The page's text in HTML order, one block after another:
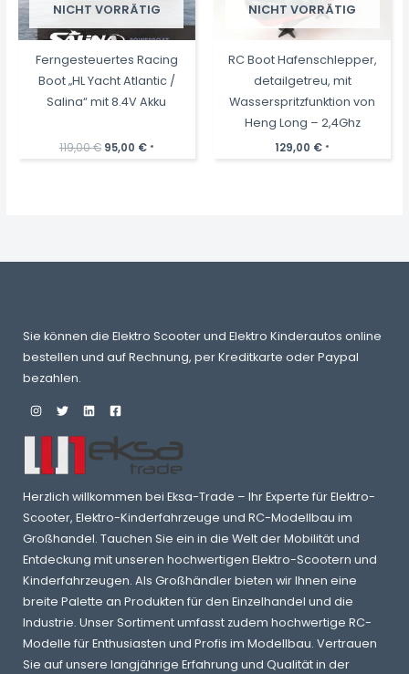
NICHT VORRÄTIG
Ferngesteuertes Racing
Boot „HL Yacht Atlantic /
Salina“ mit 8.4V Akku
119,00€ Ursprünglicher
95,00 €Aktueller
*
NICHT VORRÄTIG
RC Boot Hafenschlepper,
detailgetreu, mit
Wasserspritzfunktion von
Heng Long – 2,4Ghz
129,00 € *
Sie können die Elektro Scooter und Elektro Kinderautos online
bestellen und auf Rechnung, per Kreditkarte oder Paypal
bezahlen.
Herzlich willkommen bei Eksa-Trade – Ihr Experte für Elektro-
Scooter, Elektro-Kinderfahrzeuge und RC-Modellbau im
Großhandel. Tauchen Sie ein in die Welt der Mobilität und
Entdeckung mit unseren hochwertigen Elektro-Scootern und
Kinderfahrzeugen. Als Großhändler bieten wir Ihnen eine
breite Palette an Produkten für den Einzelhandel und die
Industrie. Unser Sortiment umfasst zudem hochwertige RC-
Modelle für Enthusiasten und Profis im Modellbau. Vertrauen
Sie auf unsere langjährige Erfahrung und Qualität in der